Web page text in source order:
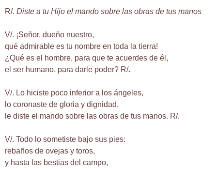
R/. Diste a tu Hijo el mando sobre las obras de tus manos
V/. ¡Señor, dueño nuestro,
qué admirable es tu nombre en toda la tierra!
¿Qué es el hombre, para que te acuerdes de él,
el ser humano, para darle poder? R/.
V/. Lo hiciste poco inferior a los ángeles,
lo coronaste de gloria y dignidad,
le diste el mando sobre las obras de tus manos. R/.
V/. Todo lo sometiste bajo sus pies:
rebaños de ovejas y toros,
y hasta las bestias del campo,